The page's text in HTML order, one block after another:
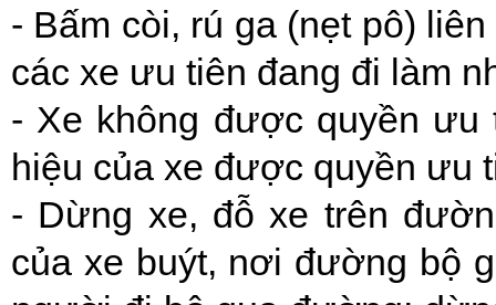
- Bấm còi, rú ga (nẹt pô)
các xe ưu tiên đang đi làm
- Xe không được quyền
hiệu của xe được quyền ưu
- Dừng xe, đỗ xe trên
của xe buýt, nơi đường bộ